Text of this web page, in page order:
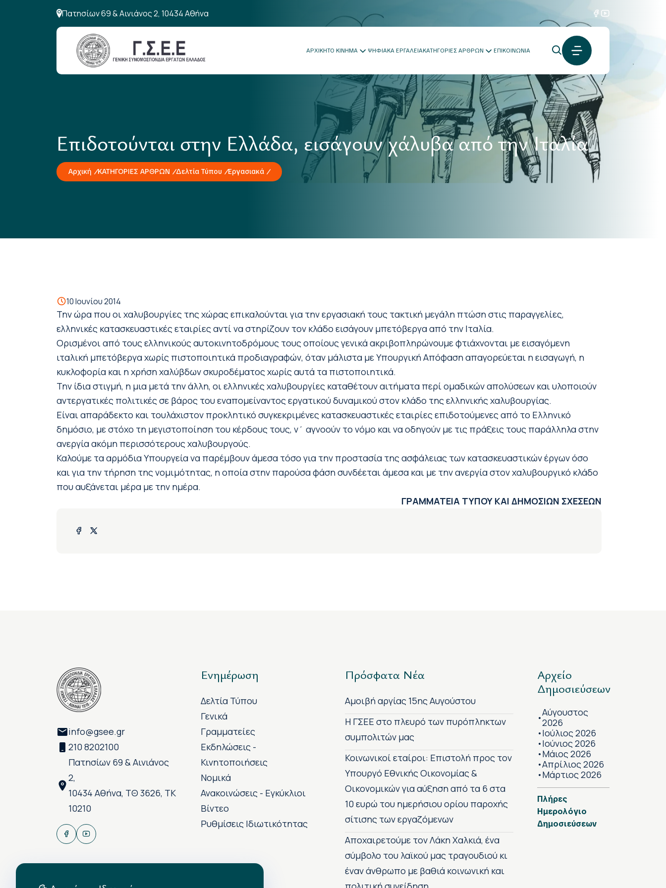
Πατησίων 69 & Αινιάνος 2, 10434 Αθήνα
ΑΡΧΙΚΗΤΟ ΚΙΝΗΜΑ ΨΗΦΙΑΚΑ ΕΡΓΑΛΕΙΑΚΑΤΗΓΟΡΙΕΣ ΑΡΘΡΩΝ ΕΠΙΚΟΙΝΩΝΙΑ
Επιδοτούνται στην Ελλάδα, εισάγουν χάλυβα από την Ιταλία
Αρχική ΚΑΤΗΓΟΡΙΕΣ ΑΡΘΡΩΝ Δελτία Τύπου Εργασιακά
10 Ιουνίου 2014
Την ώρα που οι χαλυβουργίες της χώρας επικαλούνται για την εργασιακή τους τακτική μεγάλη πτώση στις παραγγελίες,
ελληνικές κατασκευαστικές εταιρίες αντί να στηρίζουν τον κλάδο εισάγουν μπετόβεργα από την Ιταλία.
Ορισμένοι από τους ελληνικούς αυτοκινητοδρόμους τους οποίους γενικά ακριβοπληρώνουμε φτιάχνονται με εισαγόμενη
ιταλική μπετόβεργα χωρίς πιστοποιητικά προδιαγραφών, όταν μάλιστα με Υπουργική Απόφαση απαγορεύεται η εισαγωγή, η
κυκλοφορία και η χρήση χαλύβδων σκυροδέματος χωρίς αυτά τα πιστοποιητικά.
Την ίδια στιγμή, η μια μετά την άλλη, οι ελληνικές χαλυβουργίες καταθέτουν αιτήματα περί ομαδικών απολύσεων και υλοποιούν
αντεργατικές πολιτικές σε βάρος του εναπομείναντος εργατικού δυναμικού στον κλάδο της ελληνικής χαλυβουργίας.
Είναι απαράδεκτο και τουλάχιστον προκλητικό συγκεκριμένες κατασκευαστικές εταιρίες επιδοτούμενες από το Ελληνικό
δημόσιο, με στόχο τη μεγιστοποίηση του κέρδους τους, ν΄ αγνοούν το νόμο και να οδηγούν με τις πράξεις τους παράλληλα στην
ανεργία ακόμη περισσότερους χαλυβουργούς.
Καλούμε τα αρμόδια Υπουργεία να παρέμβουν άμεσα τόσο για την προστασία της ασφάλειας των κατασκευαστικών έργων όσο
και για την τήρηση της νομιμότητας, η οποία στην παρούσα φάση συνδέεται άμεσα και με την ανεργία στον χαλυβουργικό κλάδο
που αυξάνεται μέρα με την ημέρα.
ΓΡΑΜΜΑΤΕΙΑ ΤΥΠΟΥ ΚΑΙ ΔΗΜΟΣΙΩΝ ΣΧΕΣΕΩΝ
info@gsee.gr
210 8202100
Πατησίων 69 & Αινιάνος
2,
10434 Αθήνα, ΤΘ 3626, ΤΚ
10210
Ενημέρωση
Δελτία Τύπου
Γενικά
Γραμματείες
Εκδηλώσεις -
Κινητοποιήσεις
Νομικά
Ανακοινώσεις - Εγκύκλιοι
Βίντεο
Ρυθμίσεις Ιδιωτικότητας
Πρόσφατα Νέα
Αμοιβή αργίας 15ης Αυγούστου
H ΓΣΕΕ στο πλευρό των πυρόπληκτων
συμπολιτών μας
Κοινωνικοί εταίροι: Επιστολή προς τον
Υπουργό Εθνικής Οικονομίας &
Οικονομικών για αύξηση από τα 6 στα
10 ευρώ του ημερήσιου ορίου παροχής
σίτισης των εργαζόμενων
Αποχαιρετούμε τον Λάκη Χαλκιά, ένα
σύμβολο του λαϊκού μας τραγουδιού κι
έναν άνθρωπο με βαθιά κοινωνική και
Αρχείο
Δημοσιεύσεων
•Αύγουστος
2026
•Ιούλιος 2026
•Ιούνιος 2026
•Μάιος 2026
•Απρίλιος 2026
•Μάρτιος 2026
Πλήρες
Ημερολόγιο
Δημοσιεύσεων